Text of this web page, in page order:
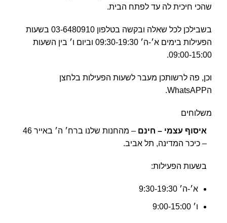
שהכי חיכית לה עד לפתח הבית.
בשבילכן לכל שאלה ובקשה בטלפון 03-6480910 בשעות
הפעילות בימים א׳-ה׳ 09:30-19:30 וביום ו׳ בין השעות
09:00-15:00.
וכן, פה לרשותכן מעבר לשעות הפעילות בלחצן
הWhatsAPP.
משלוחים
איסוף עצמי – חינם
– מהחנות שלנו ברח׳ ה׳ באייר 46
– כיכר המדינה, תל אביב.
בשעות הפעילות:
א׳-ה׳ 9:30-19:30
ו׳ 9:00-15:00